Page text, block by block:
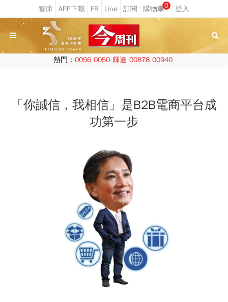
0
熱門： 0056 0050 輝達 00878 00940
「你誠信，我相信」是B2B電商平台成
功第一步